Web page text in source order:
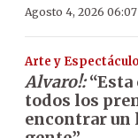
Agosto 4, 2026 06:07
Arte y
Alvaro!:“Esta
todos los
encontrar un